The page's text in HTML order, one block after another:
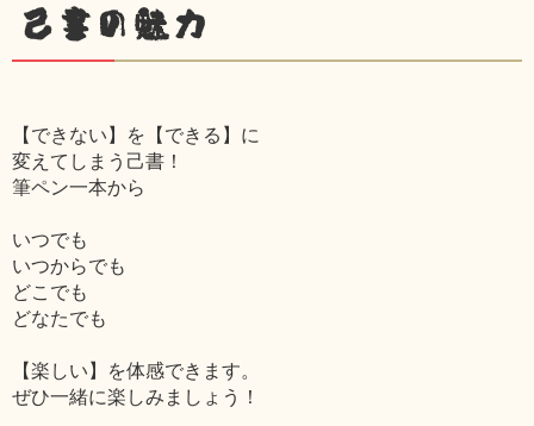
己書の魅力
【できない】を【できる】に
変えてしまう己書！
筆ペン一本から
いつでも
いつからでも
どこでも
どなたでも
【楽しい】を体感できます。
ぜひ一緒に楽しみましょう！